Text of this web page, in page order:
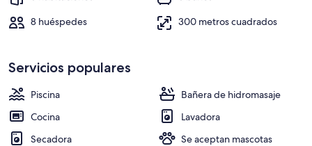
Can
Ibiza
Terraza o patio
8 huéspedes
300 metros cuadrados
Servicios populares
Piscina
Bañera de hidromasaje
Cocina
Lavadora
Secadora
Se aceptan mascotas